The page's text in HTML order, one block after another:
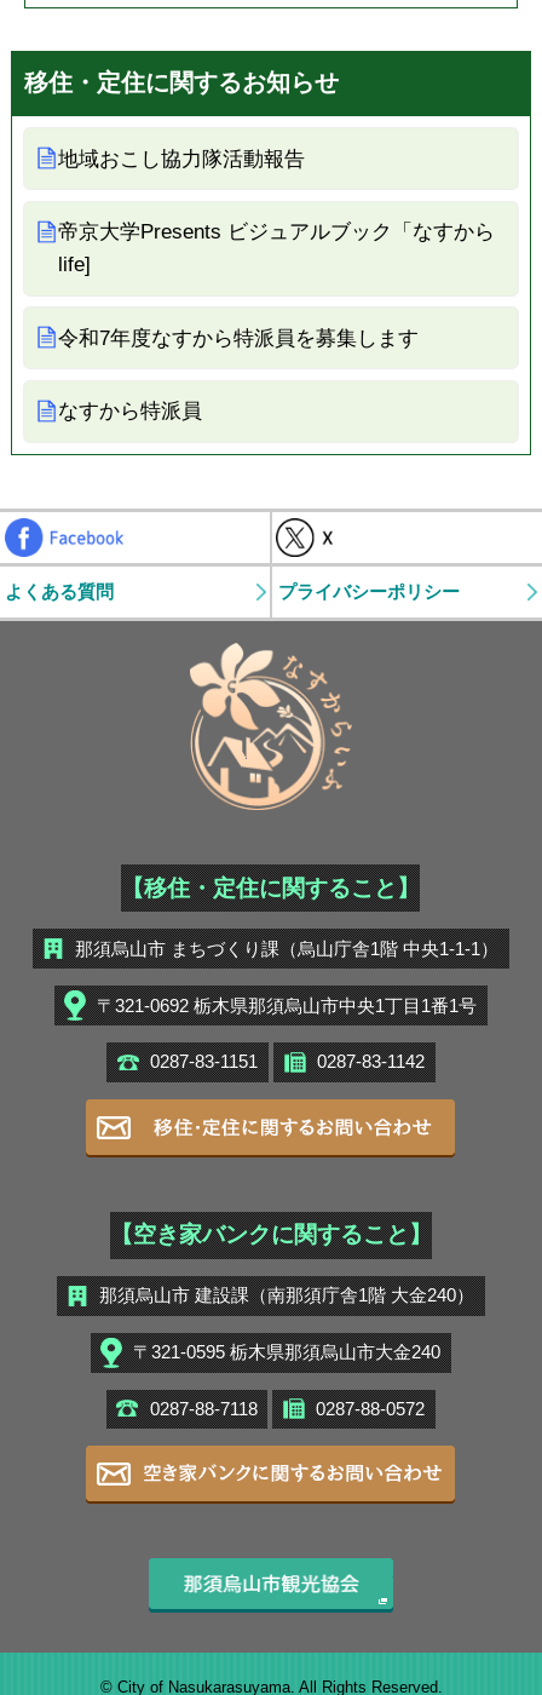
移住・定住に関するお知らせ
地域おこし協力隊活動報告
帝京大学Presents ビジュアルブック「なすから
life]
令和7年度なすから特派員を募集します
なすから特派員
Facebook
よくある質問 プライバシーポリシー
【移住・定住に関すること】
那須烏山市 まちづくり課（烏山庁舎1階 中央1-1-1）
〒321-0692 栃木県那須烏山市中央1丁目1番1号
0287-83-1151 0287-83-1142
【空き家バンクに関すること】
那須烏山市 建設課（南那須庁舎1階 大金240）
〒321-0595 栃木県那須烏山市大金240
0287-88-7118 0287-88-0572
© City of Nasukarasuyama. All Rights Reserved.